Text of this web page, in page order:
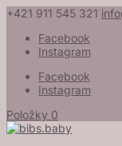
+421 911 545 321
Facebook
Instagram
Facebook
Instagram
Položky 0